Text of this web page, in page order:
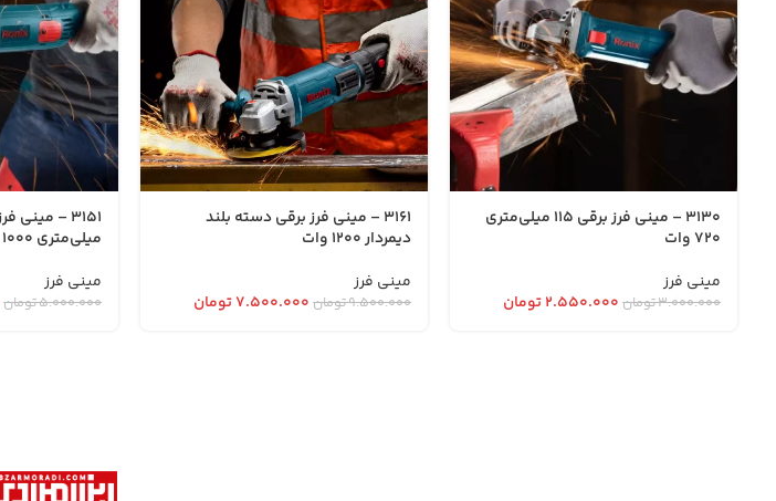
3130 – مینی فرز برقی 115 میلی‌متری
720 وات
مینی فرز
۳.۰۰۰.۰۰۰تومان ۲.۵۵۰.۰۰۰تومان
3161 – مینی فرز برقی دسته بلند
دیمردار 1200 وات
مینی فرز
۹.۵۰۰.۰۰۰تومان ۷.۵۰۰.۰۰۰تومان
میلی‌متری 1000 وات
مینی فرز
۵.۰۰۰.۰۰۰تومان